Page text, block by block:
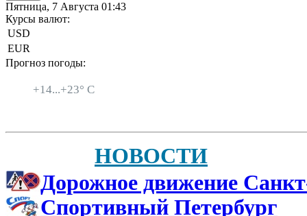
Пятница, 7 Августа 01:43
Курсы валют:
USD
EUR
Прогноз погоды:
+14...+23° C
НОВОСТИ
Дорожное движение
Спортивный Петербург